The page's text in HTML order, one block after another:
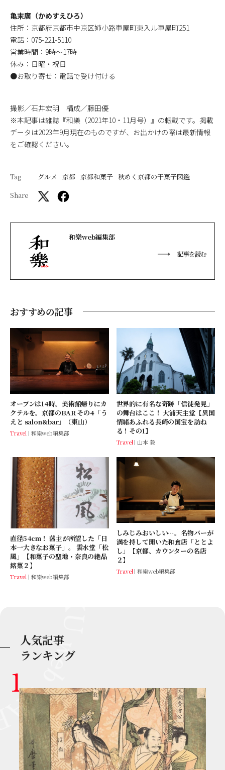
亀末廣（かめすえひろ）
住所：京都府京都市中京区姉小路車屋町東入ル車屋町251
電話：075-221-5110
営業時間：9時～17時
休み：日曜・祝日
●お取り寄せ：電話で受け付ける
撮影／石井宏明 構成／藤田優
※本記事は雑誌『和樂（2021年10・11月号）』の転載です。掲載
データは2023年9月現在のものですが、お出かけの際は最新情報
をご確認ください。
Tag グルメ 京都 京都和菓子 秋めく京都の干菓子図鑑
Share
和樂web編集部
記事を読む
おすすめの記事
オープンは14時。美術館帰りにカ
クテルを。京都のBAR その4「う
えと salon&bar」（東山）
Travel 和樂web編集部
世界的に有名な奇跡「信徒発見」
の舞台はここ！ 大浦天主堂【異国
情緒あふれる長崎の国宝を訪ね
る！その1】
Travel 山本 毅
直径54cm！ 藩主が所望した「日
本一大きなお菓子」。 雲水堂「松
風」【和菓子の聖地・奈良の絶品
銘菓２】
Travel 和樂web編集部
しみじみおいしい…。名物バーが
満を持して開いた和食店「ととよ
し」【京都、カウンターの名店
２】
Travel 和樂web編集部
人気記事
ランキング